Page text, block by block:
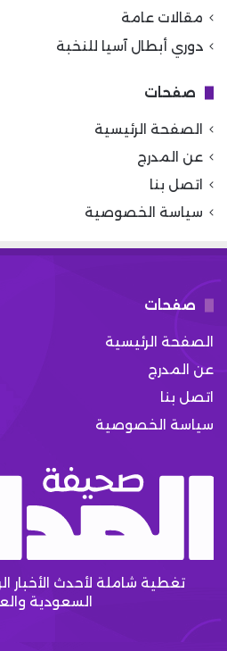
مقالات عامة
دوري أبطال آسيا للنخبة
صفحات
الصفحة الرئيسية
عن المدرج
اتصل بنا
سياسة الخصوصية
صفحات
الصفحة الرئيسية
عن المدرج
اتصل بنا
سياسة الخصوصية
تغطية شاملة لأحدث الأخبار
السعودية